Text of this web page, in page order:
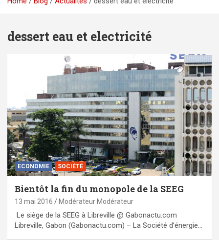
dessert eau et electricité
ECONOMIE SOCIÉTÉ
Bientôt la fin du monopole de la SEEG
13 mai 2016 Modérateur Modérateur
Le siège de la SEEG à Libreville @ Gabonactu.com
Libreville, Gabon (Gabonactu.com) – La Société d’énergie…